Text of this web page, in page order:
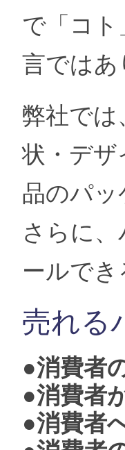
で「コ
言ではあ
弊社で
状・デザ
品のパ
さらに
ールで
売れる
●消費者
●消費者
●消費者